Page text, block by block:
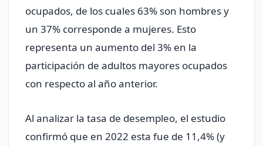
ocupados, de los cuales 63% son hombres y
un 37% corresponde a mujeres. Esto
representa un aumento del 3% en la
participación de adultos mayores ocupados
con respecto al año anterior.
Al analizar la tasa de desempleo, el estudio
confirmó que en 2022 esta fue de 11,4% (y